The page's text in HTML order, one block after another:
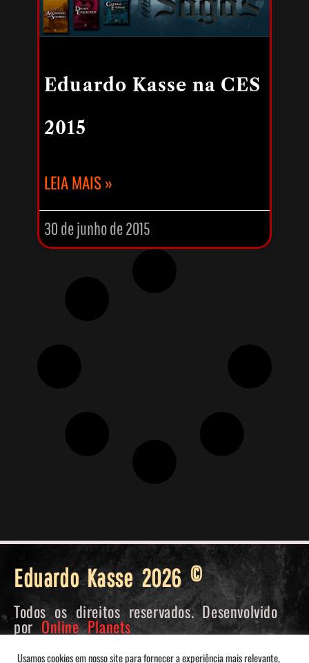
Eduardo Kasse na CES
2015
LEIA MAIS »
30 de junho de 2015
Eduardo Kasse 2026 ©
Todos os direitos reservados. Desenvolvido
por Online Planets
Usamos cookies em nosso site para fornecer a experiência mais relevante,